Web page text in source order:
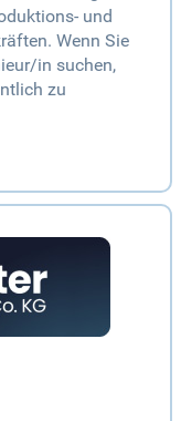
und
Wenn Sie
in suchen,
zu